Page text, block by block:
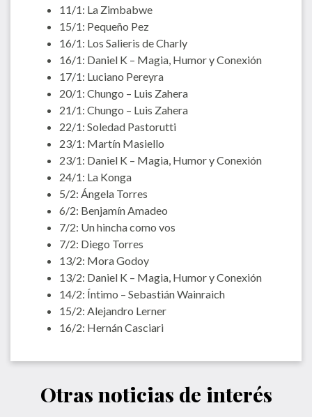
11/1: La Zimbabwe
15/1: Pequeño Pez
16/1: Los Salieris de Charly
16/1: Daniel K – Magia, Humor y Conexión
17/1: Luciano Pereyra
20/1: Chungo – Luis Zahera
21/1: Chungo – Luis Zahera
22/1: Soledad Pastorutti
23/1: Martín Masiello
23/1: Daniel K – Magia, Humor y Conexión
24/1: La Konga
5/2: Ángela Torres
6/2: Benjamín Amadeo
7/2: Un hincha como vos
7/2: Diego Torres
13/2: Mora Godoy
13/2: Daniel K – Magia, Humor y Conexión
14/2: Íntimo – Sebastián Wainraich
15/2: Alejandro Lerner
16/2: Hernán Casciari
Otras noticias de interés